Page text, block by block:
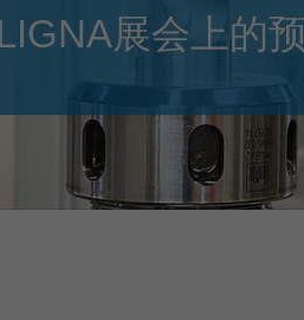
magyar
展会上的